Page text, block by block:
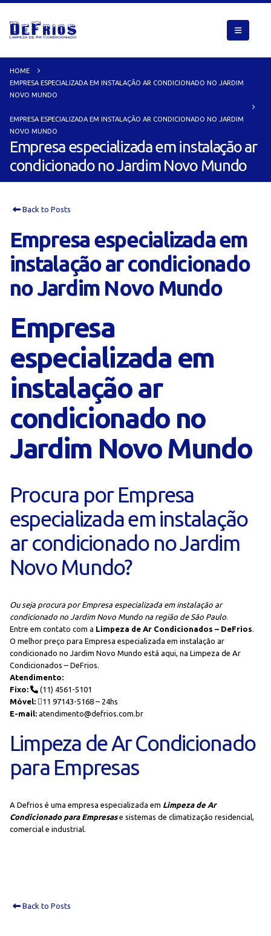
HOME
EMPRESA ESPECIALIZADA EM INSTALAÇÃO AR CONDICIONADO NO JARDIM
NOVO MUNDO
EMPRESA ESPECIALIZADA EM INSTALAÇÃO AR CONDICIONADO NO JARDIM
NOVO MUNDO
Empresa especializada em instalação ar
condicionado no Jardim Novo Mundo
Back to Posts
Empresa especializada em
instalação ar condicionado
no Jardim Novo Mundo
Empresa
especializada em
instalação ar
condicionado no
Jardim Novo Mundo
Procura por Empresa
especializada em instalação
ar condicionado no Jardim
Novo Mundo?
Ou seja procura por Empresa especializada em instalação ar
condicionado no Jardim Novo Mundo na região de São Paulo.
Entre em contato com a Limpeza de Ar Condicionados – DeFrios.
O melhor preço para Empresa especializada em instalação ar
condicionado no Jardim Novo Mundo está aqui, na Limpeza de Ar
Condicionados – DeFrios.
Atendimento:
Fixo:
(11) 4561-5101
Móvel:
11 97143-5168 – 24hs
E-mail: atendimento@defrios.com.br
Limpeza de Ar Condicionado
para Empresas
A Defrios é uma empresa especializada em Limpeza de Ar
Condicionado para Empresase sistemas de climatização residencial,
comercial e industrial.
Back to Posts